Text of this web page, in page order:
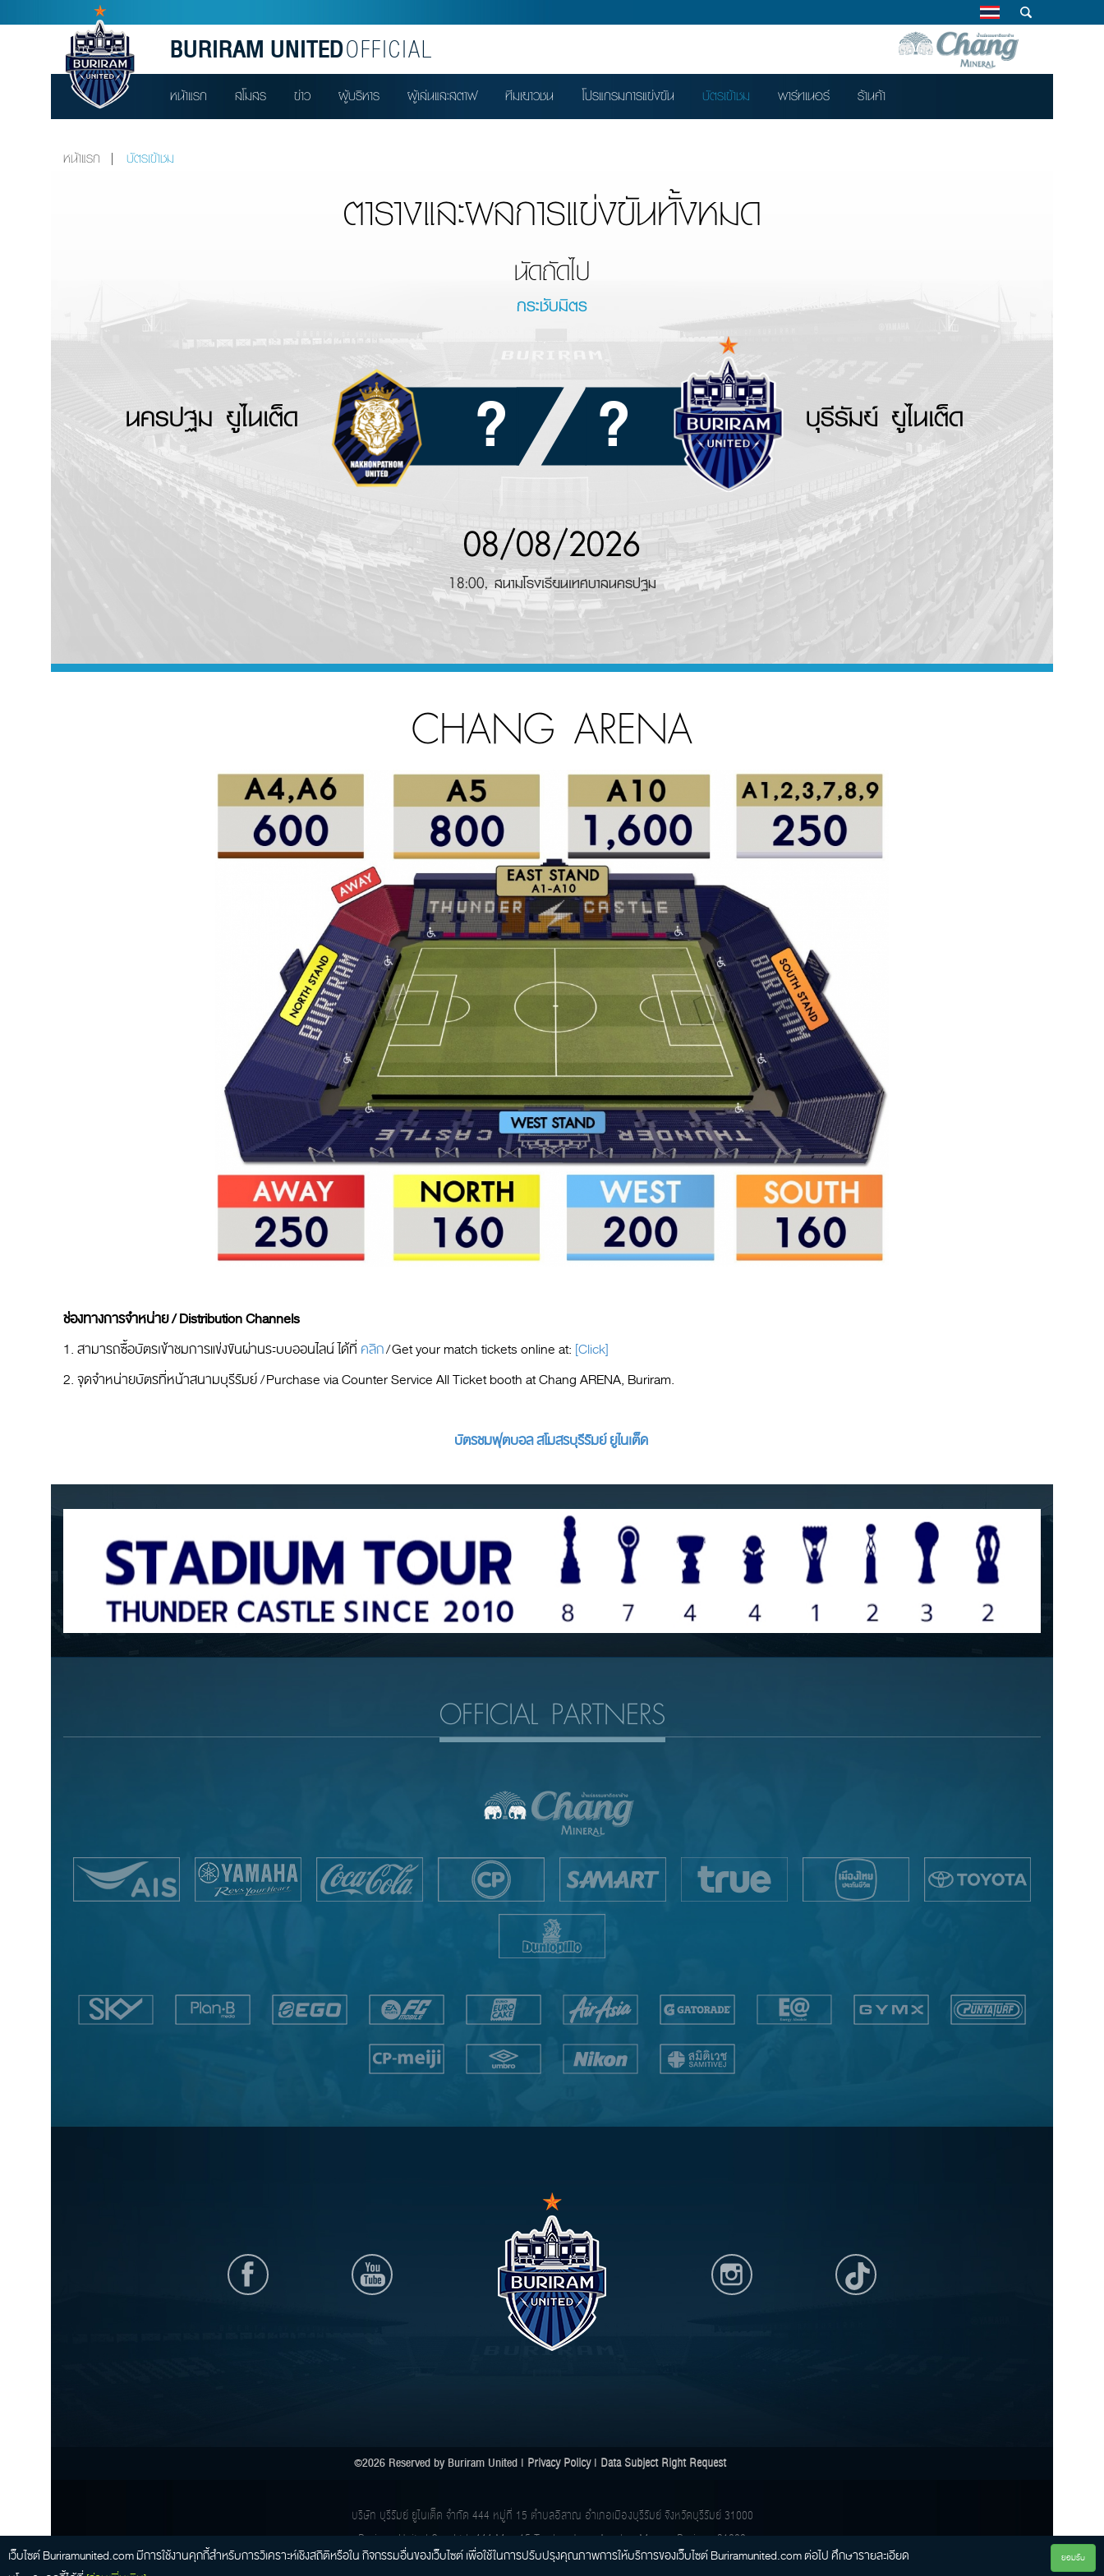
BURIRAM UNITEDOFFICIAL
หน้าแรก สโมสร ข่าว ผู้บริหาร ผู้เล่นและสตาฟ ทีมเยาวชน โปรแกรมการแข่งขัน บัตรเข้าชม พาร์ทเนอร์ ร้านค้า
หน้าแรก บัตรเข้าชม
ตารางและผลการแข่งขันทั้งหมด
นัดถัดไป
กระชับมิตร
นครปฐม ยูไนเต็ด ? ? บุรีรัมย์ ยูไนเต็ด
08/08/2026
18:00, สนามโรงเรียนเทศบาลนครปฐม
CHANG ARENA
ช่องทางการจำหน่าย / Distribution Channels
1. สามารถซื้อบัตรเข้าชมการแข่งขันผ่านระบบออนไลน์ ได้ที่ คลิก/Get your match tickets online at: [Click]
2. จุดจำหน่ายบัตรที่หน้าสนามบุรีรัมย์ / Purchase via Counter Service All Ticket booth at Chang ARENA, Buriram.
บัตรชมฟุตบอล สโมสรบุรีรัมย์ ยูไนเต็ด
OFFICIAL PARTNERS
©2026 Reserved by Buriram United | Privacy Policy| Data Subject Right Request
บริษัท บุรีรัมย์ ยูไนเต็ด จำกัด 444 หมู่ที่ 15 ตำบลอิสาณ อำเภอเมืองบุรีรัมย์ จังหวัดบุรีรัมย์ 31000
Buriram United Co., Ltd. 444 Moo 15 Tambon Isan, Amphur Muang, Buriram 31000
Tel : 0 2026 6118, Fax : -, E-mail :information@brutd.com
เว็บไซต์ Buriramunited.com มีการใช้งานคุกกี้สําหรับการวิเคราะห์เชิงสถิติหรือใน กิจกรรมอื่นของเว็บไซต์ เพื่อใช้ในการปรับปรุงคุณภาพการให้บริการของเว็บไซต์ Buriramunited.com ต่อไป ศึกษารายละเอียด
ยอมรับ